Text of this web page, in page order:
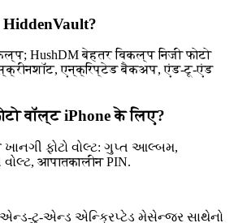
HushDM बेहतर विकल्प निजी फोटो
एन्क्रिप्टेड बैकअप, एंड-टू-एंड
वॉल्ट iPhone के लिए?
ખાનગી ફોટો વોલ્ટ: ગુપ્ત આલ્બમ,
आपातकालीन PIN.
ટુ-એન્ડ એન્ક્રિપ્ટેડ મેસેન્જર સાથેનો